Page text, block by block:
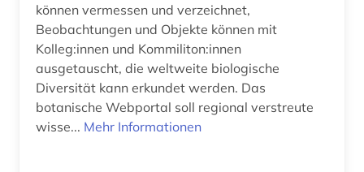
auslandsvermögen (1)
auslandsverschuldung (3)
ausschreibung (1)
aussprache (1)
können vermessen und verzeichnet,
Beobachtungen und Objekte können mit
Kolleg:innen und Kommiliton:innen
ausgetauscht, die weltweite biologische
Diversität kann erkundet werden. Das
botanische Webportal soll regional verstreute
wisse... Mehr Informationen